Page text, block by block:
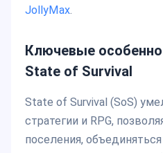
JollyMax.
Ключевые
State of Survival
State of Survival (SoS)
стратегии и RPG,
поселения,